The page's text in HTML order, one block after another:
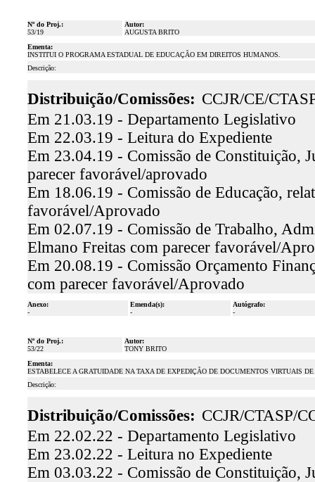
Nº do Proj.:
53/19
Autor:
AUGUSTA BRITO
Ementa:
INSTITUI O PROGRAMA ESTADUAL DE EDUCAÇÃO EM DIREITOS HUMANOS.
Descrição:
Distribuição/Comissões: CCJR/CE/
Em 21.03.19 - Departamento Legislativo
Em 22.03.19 - Leitura do Expediente
Em 23.04.19 - Comissão de Constituição,
parecer favorável/aprovado
Em 18.06.19 - Comissão de Educação,
favorável/Aprovado
Em 02.07.19 - Comissão de Trabalho,
Elmano Freitas com parecer favorável/
Em 20.08.19 - Comissão Orçamento
com parecer favorável/Aprovado
Anexo:
-
Emenda(s):
-
Autógrafo:
-
Nº do Proj.:
53/22
Autor:
TONY BRITO
Ementa:
ESTABELECE A GRATUIDADE NA TAXA DE EXPEDIÇÃO DE DOCUMENTOS VIRTUAIS
Descrição:
Distribuição/Comissões: CCJR/CTASP/
Em 22.02.22 - Departamento Legislativo
Em 23.02.22 - Leitura no Expediente
Em 03.03.22 - Comissão de Constituição,